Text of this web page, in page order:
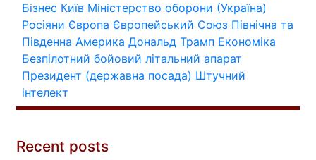
Бізнес Київ Міністерство оборони (Україна)
Росіяни Європа Європейський Союз Північна та
Південна Америка Дональд Трамп Економіка
Безпілотний бойовий літальний апарат
Президент (державна посада) Штучний
інтелект
Recent posts